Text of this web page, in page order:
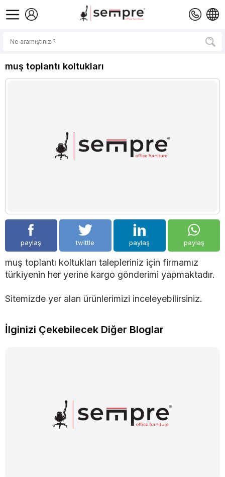
muş toplantı koltukları
paylaş twittle paylaş paylaş
muş toplantı koltukları talepleriniz için firmamız
türkiyenin her yerine kargo gönderimi yapmaktadır.
Sitemizde yer alan ürünlerimizi inceleyebilirsiniz.
İlginizi Çekebilecek Diğer Bloglar